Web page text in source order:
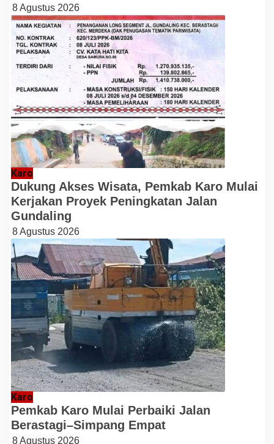
8 Agustus 2026
Karo
Dukung Akses Wisata, Pemkab Karo Mulai
Kerjakan Proyek Peningkatan Jalan
Gundaling
8 Agustus 2026
Karo
Pemkab Karo Mulai Perbaiki Jalan
Berastagi–Simpang Empat
8 Agustus 2026